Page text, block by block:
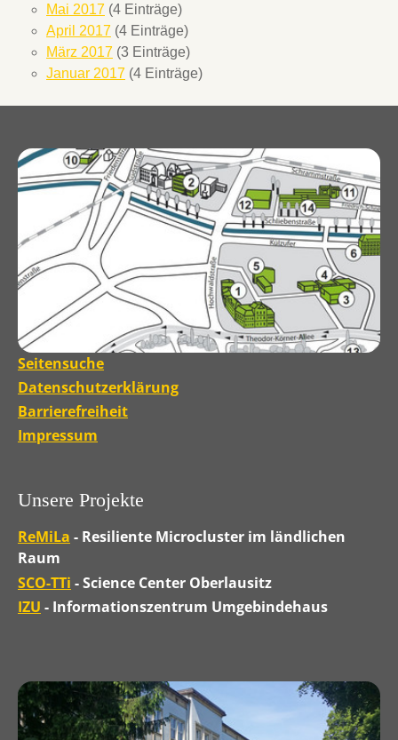
Mai 2017 (4 Einträge)
April 2017 (4 Einträge)
März 2017 (3 Einträge)
Januar 2017 (4 Einträge)
Seitensuche
Datenschutzerklärung
Barrierefreiheit
Impressum
Unsere Projekte
ReMiLa - Resiliente Microcluster im ländlichen
Raum
SCO-TTi - Science Center Oberlausitz
IZU - Informationszentrum Umgebindehaus